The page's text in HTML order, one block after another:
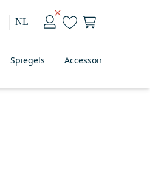
NL
Spiegels Accessoires